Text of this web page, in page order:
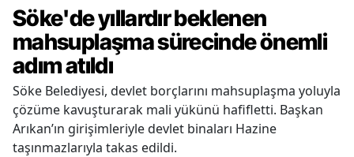
Söke'de yıllardır beklenen
mahsuplaşma sürecinde önemli
adım atıldı
Söke Belediyesi, devlet borçlarını mahsuplaşma yoluyla
çözüme kavuşturarak mali yükünü hafifletti. Başkan
Arıkan’ın girişimleriyle devlet binaları Hazine
taşınmazlarıyla takas edildi.